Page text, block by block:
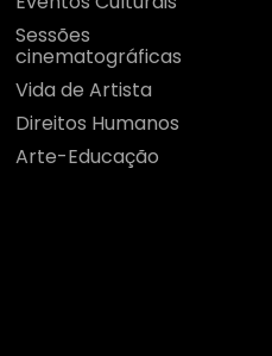
Sessões
cinematográficas
Vida de Artista
Direitos Humanos
Arte-Educação